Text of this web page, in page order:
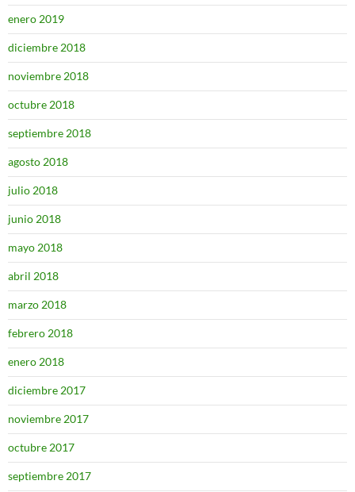
enero 2019
diciembre 2018
noviembre 2018
octubre 2018
septiembre 2018
agosto 2018
julio 2018
junio 2018
mayo 2018
abril 2018
marzo 2018
febrero 2018
enero 2018
diciembre 2017
noviembre 2017
octubre 2017
septiembre 2017